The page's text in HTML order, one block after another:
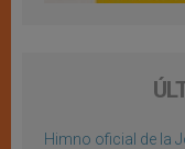
Himno oficial de la